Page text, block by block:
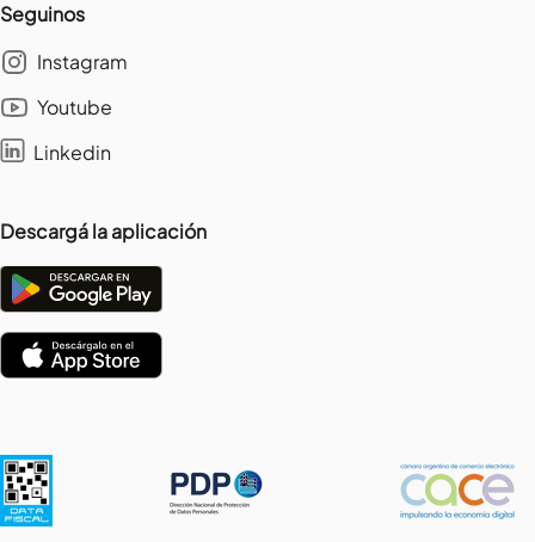
Seguinos
Instagram
Youtube
Linkedin
Descargá la aplicación